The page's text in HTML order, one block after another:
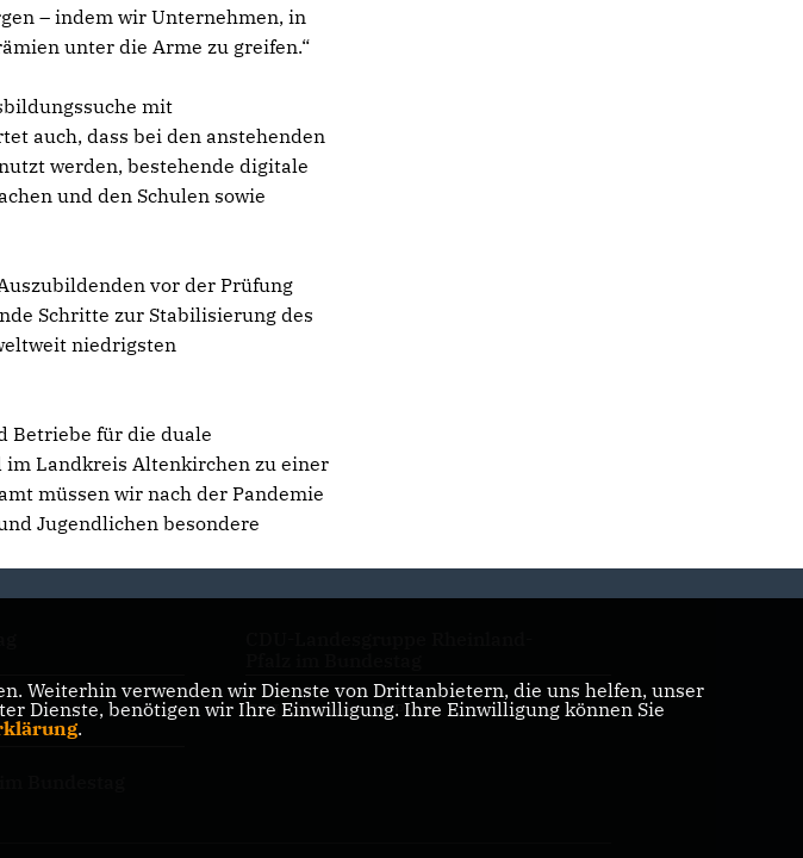
– indem wir Unternehmen, in
unter die Arme zu greifen.“
mit
auch, dass bei den anstehenden
werden, bestehende digitale
und den Schulen sowie
vor der Prüfung
Schritte zur Stabilisierung des
niedrigsten
Betriebe für die duale
im Landkreis Altenkirchen zu einer
müssen wir nach der Pandemie
Jugendlichen besondere
Bundestag
CDU Rheinland-Pfalz
Weiterhin verwenden wir Dienste von Drittanbietern, die uns helfen, unser
Dienste, benötigen wir Ihre Einwilligung. Ihre Einwilligung können Sie
.